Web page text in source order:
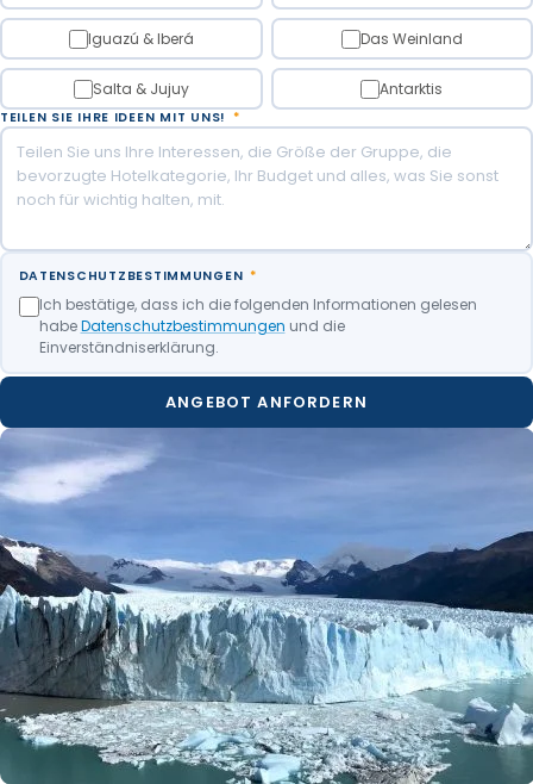
Iguazú & Iberá Das Weinland
Salta & Jujuy Antarktis
TEILEN SIE IHRE IDEEN MIT UNS! *
DATENSCHUTZBESTIMMUNGEN *
Ich bestätige, dass ich die folgenden Informationen gelesen
habeDatenschutzbestimmungen und die
Einverständniserklärung.
ANGEBOT ANFORDERN